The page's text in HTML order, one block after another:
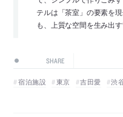
テルは「茶室」の要素を
も、上質な空間を生み出す
SHARE
宿泊施設 東京 吉田愛 渋